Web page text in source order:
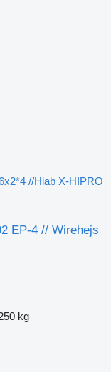
//Hiab X-HIPRO
EP-4 // Wirehejs
kg